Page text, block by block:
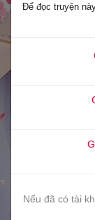
Để đọc truyện
Nếu đã có tài